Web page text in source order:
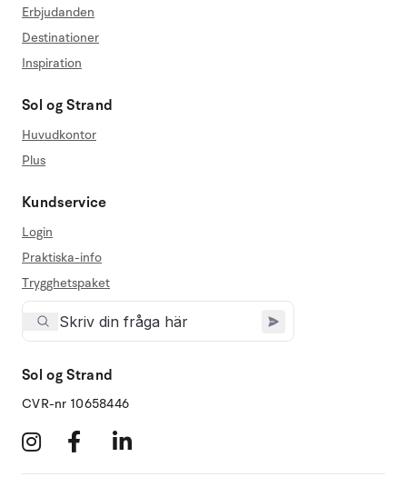
Erbjudanden
Destinationer
Inspiration
Sol og Strand
Huvudkontor
Plus
Kundservice
Login
Praktiska-info
Trygghetspaket
Sol og Strand
CVR-nr 10658446